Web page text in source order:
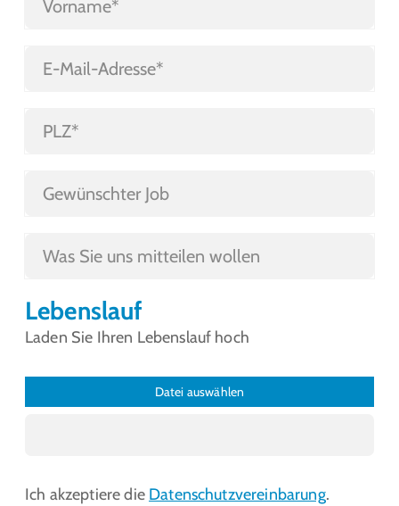
Lebenslauf
Laden Sie Ihren Lebenslauf hoch
Datei auswählen
Ich akzeptiere die Datenschutzvereinbarung.